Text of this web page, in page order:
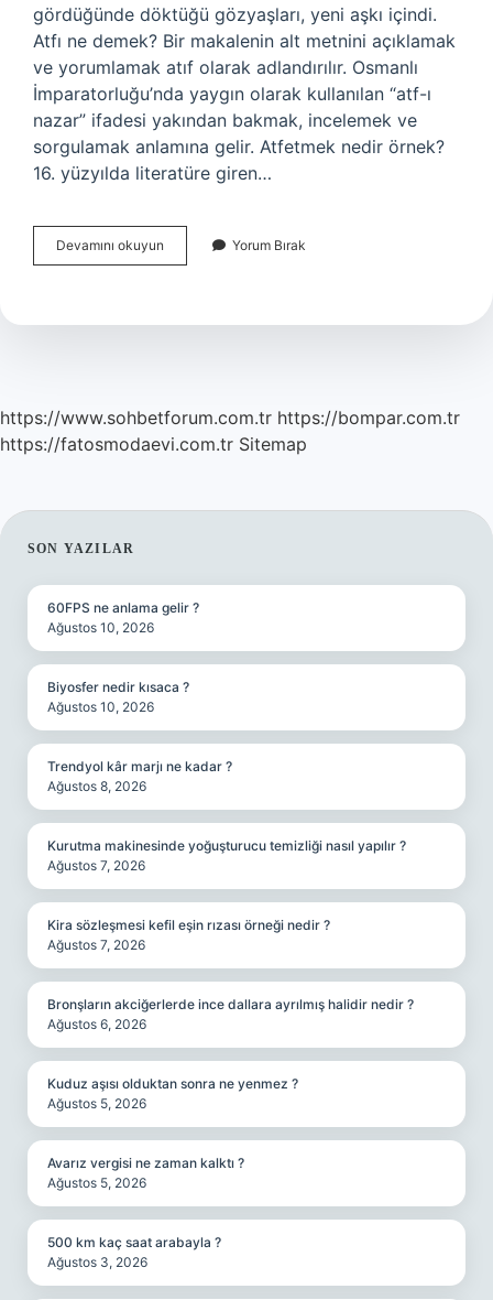
gördüğünde döktüğü gözyaşları, yeni aşkı içindi.
Atfı ne demek? Bir makalenin alt metnini açıklamak
ve yorumlamak atıf olarak adlandırılır. Osmanlı
İmparatorluğu’nda yaygın olarak kullanılan “atf-ı
nazar” ifadesi yakından bakmak, incelemek ve
sorgulamak anlamına gelir. Atfetmek nedir örnek?
16. yüzyılda literatüre giren…
Devamını okuyun
Demek
Yorum Bırak
https://www.sohbetforum.com.tr https://bompar.com.tr
https://fatosmodaevi.com.tr Sitemap
SIDEBAR
SON YAZILAR
60FPS ne anlama gelir ?
Ağustos 10, 2026
Biyosfer nedir kısaca ?
Ağustos 10, 2026
Trendyol kâr marjı ne kadar ?
Ağustos 8, 2026
Kurutma makinesinde yoğuşturucu temizliği nasıl yapılır ?
Ağustos 7, 2026
Kira sözleşmesi kefil eşin rızası örneği nedir ?
Ağustos 7, 2026
Bronşların akciğerlerde ince dallara ayrılmış halidir nedir ?
Ağustos 6, 2026
Kuduz aşısı olduktan sonra ne yenmez ?
Ağustos 5, 2026
Avarız vergisi ne zaman kalktı ?
Ağustos 5, 2026
500 km kaç saat arabayla ?
Ağustos 3, 2026